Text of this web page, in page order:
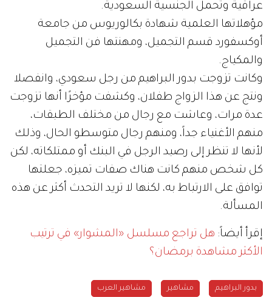
عراقية وتحمل الجنسية السعودية.
مؤهلاتها العلمية شهادة بكالوريوس من جامعة
أوكسفورد قسم التجميل، ومهنتها فن التجميل
والمكياج.
وكانت تزوجت بدور البراهيم من رجل سعودي، وانفصلا
ونتج عن هذا الزواج طفلان، وكشفت مؤخرًا أنها تزوجت
عدة مرات، وعاشت مع رجال من مختلف الطبقات،
منهم الأغنياء جداً، ومنهم رجال متوسطو الحال، وذلك
لأنها لا تنظر إلى رصيد الرجل في البنك أو ممتلكاته، لكن
كل شخص منهم كانت هناك صفات تميزه، جعلتها
توافق على الارتباط به، لكنها لا تريد التحدث أكثر عن هذه
المسألة.
إقرأ أيضاً: هل تراجع مسلسل «المشوار» في ترتيب
الأكثر مشاهدة برمضان؟
بدور البراهيم مشاهير مشاهير العرب